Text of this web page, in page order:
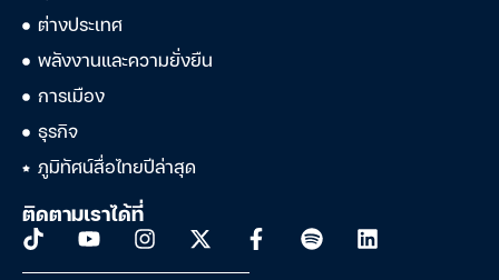
ต่างประเทศ
พลังงานและความยั่งยืน
การเมือง
ธุรกิจ
ภูมิทัศน์สื่อไทยปีล่าสุด
ติดตามเราได้ที่